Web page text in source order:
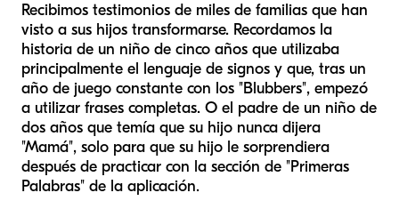
Recibimos testimonios de miles de familias que han
visto a sus hijos transformarse. Recordamos la
historia de un niño de cinco años que utilizaba
principalmente el lenguaje de signos y que, tras un
año de juego constante con los "Blubbers", empezó
a utilizar frases completas. O el padre de un niño de
dos años que temía que su hijo nunca dijera
"Mamá", solo para que su hijo le sorprendiera
después de practicar con la sección de "Primeras
Palabras" de la aplicación.